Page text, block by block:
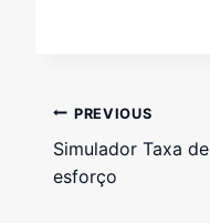
PREVIOUS
Simulador Taxa de
esforço